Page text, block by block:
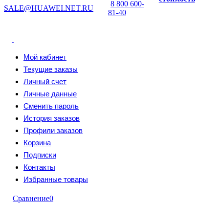
SALE@HUAWEI.NET.RU
8 800 600-
81-40
Мой кабинет
Текущие заказы
Личный счет
Личные данные
Сменить пароль
История заказов
Профили заказов
Корзина
Подписки
Контакты
Избранные товары
Сравнение0